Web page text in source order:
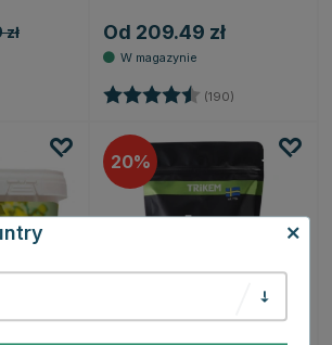
4.9 na 5 gwiazdek
Od 209.49 zł
Ocena: (190)
20